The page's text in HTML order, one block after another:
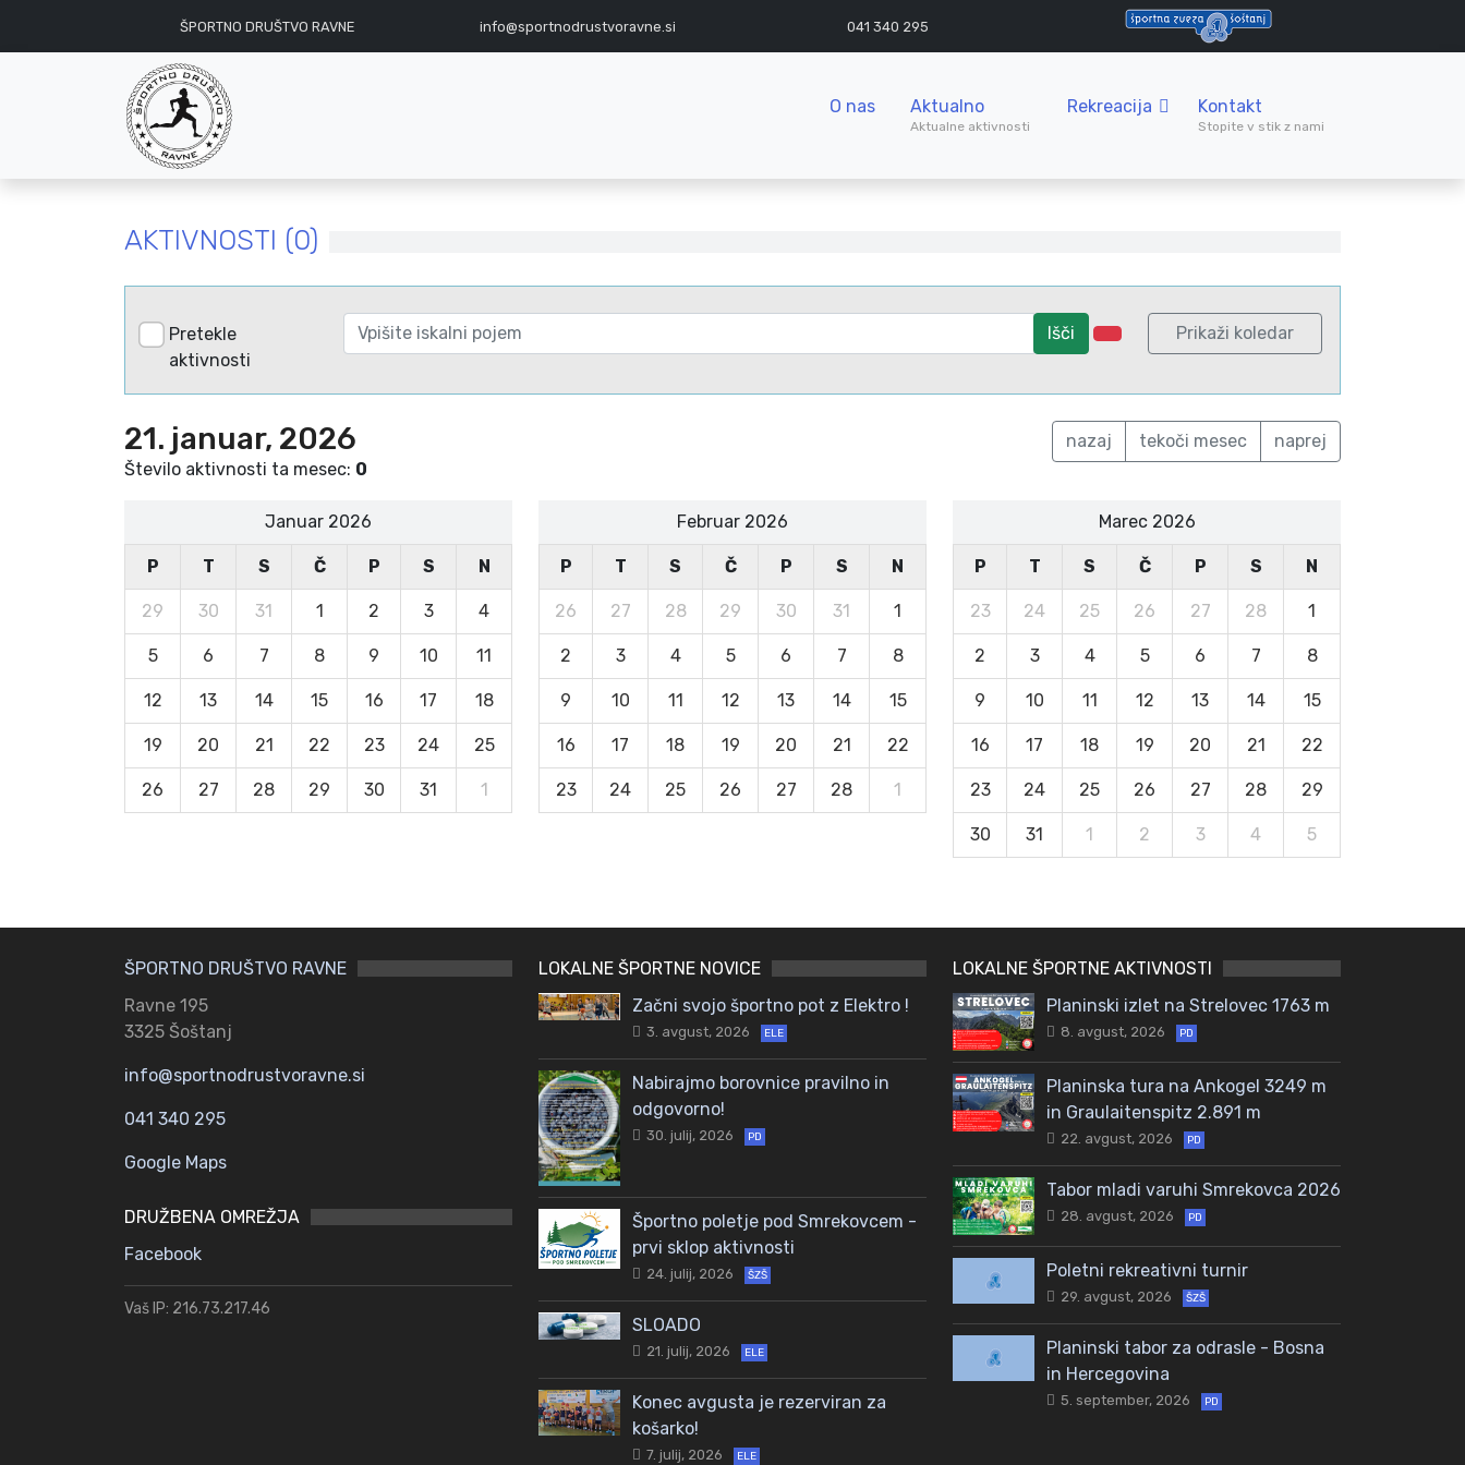
ŠPORTNO DRUŠTVO RAVNE info@sportnodrustvoravne.si 041 340 295
O nas Aktualno
Aktualne aktivnosti
Rekreacija Kontakt
Stopite v stik z nami
AKTIVNOSTI (0)
Pretekle
aktivnosti
Išči Prikaži koledar
21. januar, 2026
Število aktivnosti ta mesec: 0
nazaj tekoči mesec naprej
Januar 2026
P T S Č P S N
29 30 31 1 2 3 4
5 6 7 8 9 10 11
12 13 14 15 16 17 18
19 20 21 22 23 24 25
26 27 28 29 30 31 1
Februar 2026
P T S Č P S N
26 27 28 29 30 31 1
2 3 4 5 6 7 8
9 10 11 12 13 14 15
16 17 18 19 20 21 22
23 24 25 26 27 28 1
Marec 2026
P T S Č P S N
23 24 25 26 27 28 1
2 3 4 5 6 7 8
9 10 11 12 13 14 15
16 17 18 19 20 21 22
23 24 25 26 27 28 29
30 31 1 2 3 4 5
ŠPORTNO DRUŠTVO RAVNE
Ravne 195
3325 Šoštanj
info@sportnodrustvoravne.si
041 340 295
Google Maps
DRUŽBENA OMREŽJA
Facebook
Vaš IP: 216.73.217.46
LOKALNE ŠPORTNE NOVICE
Začni svojo športno pot z Elektro !
3. avgust, 2026 ELE
Nabirajmo borovnice pravilno in
odgovorno!
30. julij, 2026 PD
Športno poletje pod Smrekovcem -
prvi sklop aktivnosti
24. julij, 2026 ŠZŠ
SLOADO
21. julij, 2026 ELE
Konec avgusta je rezerviran za
košarko!
7. julij, 2026 ELE
LOKALNE ŠPORTNE AKTIVNOSTI
Planinski izlet na Strelovec 1763 m
8. avgust, 2026 PD
Planinska tura na Ankogel 3249 m
in Graulaitenspitz 2.891 m
22. avgust, 2026 PD
Tabor mladi varuhi Smrekovca 2026
28. avgust, 2026 PD
Poletni rekreativni turnir
29. avgust, 2026 ŠZŠ
Planinski tabor za odrasle - Bosna
in Hercegovina
5. september, 2026 PD